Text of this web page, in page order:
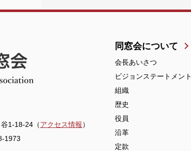
1-18-24（アクセス情報）
1973
同窓会について
会長あいさつ
ビジョンステートメント
組織
歴史
役員
沿革
定款